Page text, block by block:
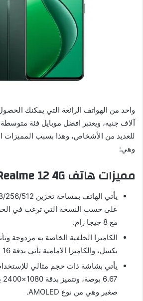
للعديد من الأشخاص، وهذا بسبب المميزات
وهي:
مميزات هاتف Realme 12 4G:
على حسب النسخة التي ترغب في
مع 8 جيجا رام.
بكسل، والكاميرا الامامية تأتي بدقة 16 ميجا بكسل.
يأتي بشاشة ذات حجم مثالي
صغير وهي من نوع AMOLED.